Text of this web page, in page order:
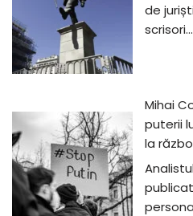
de
scrisori…
Mihai
puterii
la